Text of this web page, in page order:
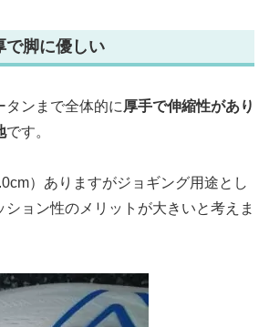
で脚に優しい
タンまで全体的に 厚手で伸縮性があり
です。
）ありますがジョギング用途とし
ション性のメリットが大きいと考えま